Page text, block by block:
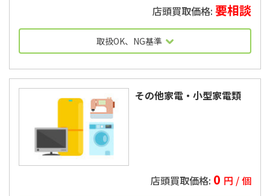
OK基準に沿わない場合は受け入れ不可
サンヨー製の５ドアは受入不可
要相談
取扱OK、NG基準
2010年製以上
OK基準に沿わない場合は受け入れ不可
その他家電・小型家電類
0 円 / 個